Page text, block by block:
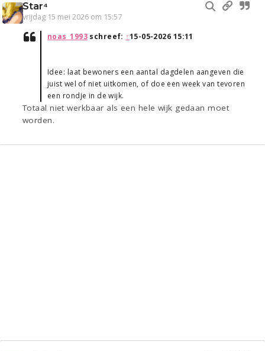
Star⁴
vrijdag 15 mei 2026 om 15:57
noas_1993schreef: ↑15-05-2026 15:11
Idee: laat bewoners een aantal dagdelen aangeven die
juist wel of niet uitkomen, of doe een week van tevoren
een rondje in de wijk.
Totaal niet werkbaar als een hele wijk gedaan moet
worden.